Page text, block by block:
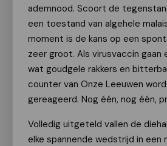
ademnood. Scoort de
een toestand van algehele
moment is de kans op een
zeer groot. Als virusvaccin gaan
wat goudgele rakkers en
counter van Onze Leeuwen
gereageerd. Nog één, nog één,
Volledig uitgeteld vallen de
elke spannende wedstrijd in een